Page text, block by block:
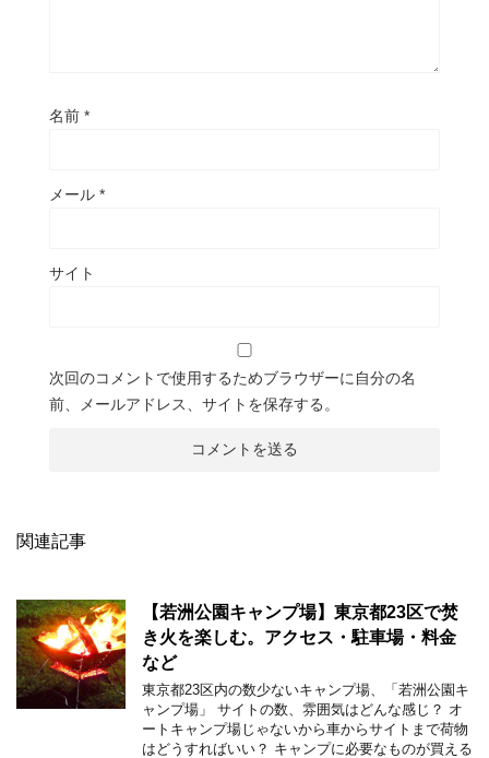
名前 *
メール *
サイト
次回のコメントで使用するためブラウザーに自分の名
前、メールアドレス、サイトを保存する。
関連記事
【若洲公園キャンプ場】東京都23区で焚
き火を楽しむ。アクセス・駐車場・料金
など
東京都23区内の数少ないキャンプ場、「若洲公園キ
ャンプ場」 サイトの数、雰囲気はどんな感じ？ オ
ートキャンプ場じゃないから車からサイトまで荷物
はどうすればいい？ キャンプに必要なものが買える